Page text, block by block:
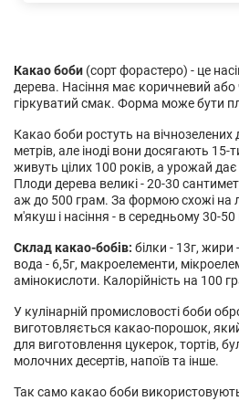
Какао боби (сорт форастеро) - це
дерева. Насіння має коричневий або
гіркуватий смак. Форма може бути
Какао боби ростуть на вічнозелених
метрів, але іноді вони досягають 15-
живуть цілих 100 років, а урожай дає
Плоди дерева великі - 20-30
аж до 500 грам. За формою схожі на
м'якуш і насіння - в середньому 30-
Склад какао-бобів: білки - 13г, жири
вода - 6,5г, макроелементи,
амінокислоти. Калорійність на 100
У кулінарній промисловості боби
виготовляється какао-порошок,
для виготовлення цукерок, тортів,
молочних десертів, напоїв та інше.
Так само какао боби